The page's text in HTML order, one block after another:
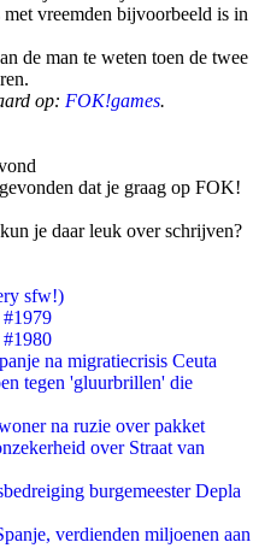
vreemden bijvoorbeeld is in
de man te weten toen de twee
op: FOK!games.
dat je graag op FOK!
je daar leuk over schrijven?
sfw!)
#1979
#1980
na migratiecrisis Ceuta
tegen 'gluurbrillen' die
na ruzie over pakket
over Straat van
burgemeester Depla
verdienden miljoenen aan